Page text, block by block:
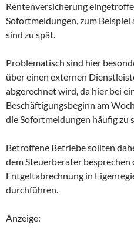
Rentenversicherung
Sofortmeldungen, zum Beispiel
sind zu spät.
Problematisch sind hier
über einen externen
abgerechnet wird, da hier bei
Beschäftigungsbeginn am
die Sofortmeldungen häufig zu
Betroffene Betriebe sollten
dem Steuerberater
Entgeltabrechnung in
durchführen.
Anzeige: